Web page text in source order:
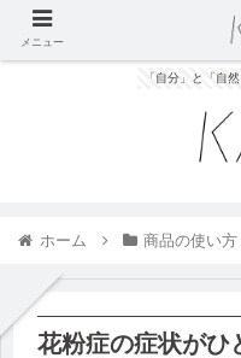
「自分」と「自
ホーム 商品の使い方
花粉症の症状がひ
メニュー